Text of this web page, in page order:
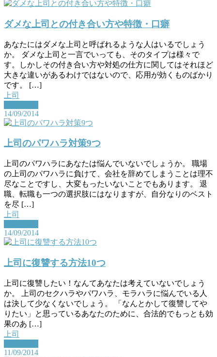
ダメな上司との付き合い方や特徴・口癖
あなたにはダメな上司と呼ばれるような人はいるでしょう
か。 ダメな上司と一言でいっても、そのタイプは様々で
す。しかしその付き合い方や対処の仕方に関してはそれほど
大きな違いがあるわけではないので、応用が効くものばかり
です。 […]
上司
14/09/2014
上司のパワハラ対策9つ
上司のパワハラにあなたは悩んでいないでしょうか。 職場
の上司のパワハラに負けて、会社を辞めてしまうことは理不
尽なことですし、大変もったいないことでもあります。 退
職、転職も一つの選択肢にはなりますが、自分なりのベスト
を尽 […]
上司
14/09/2014
上司に復讐する方法10つ
上司に復讐したい！なんてあなたは考えていないでしょう
か。 上司のセクハラやパワハラ、モラハラに悩んでいる人
は決して少なくないでしょう。 「なんとかして復讐してや
りたい」と思っているあなたのために、合法的でもっとも効
果のあ […]
上司
11/09/2014